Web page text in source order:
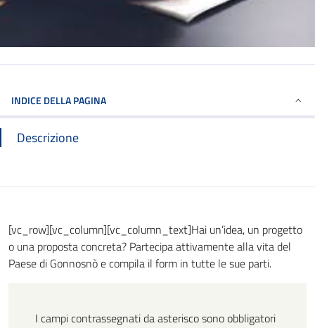
INDICE DELLA PAGINA
Descrizione
[vc_row][vc_column][vc_column_text]Hai un’idea, un progetto
o una proposta concreta? Partecipa attivamente alla vita del
Paese di Gonnosnò e compila il form in tutte le sue parti.
I campi contrassegnati da asterisco sono obbligatori